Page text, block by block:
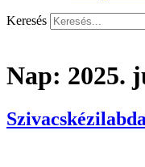
Keresés
Nap: 2025.